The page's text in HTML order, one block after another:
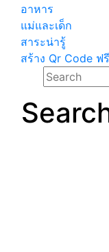
อาหาร
แม่และเด็ก
สาระน่ารู้
สร้าง Qr Code ฟรี